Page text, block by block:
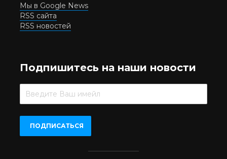
Мы в Google News
RSS сайта
RSS новостей
Подпишитесь на наши новости